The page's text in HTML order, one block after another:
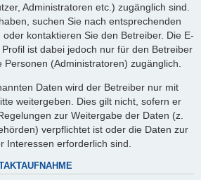
Administratoren etc.) zugänglich sind.
suchen Sie nach entsprechenden
kontaktieren Sie den Betreiber. Die E-
ist dabei jedoch nur für den Betreiber
(Administratoren) zugänglich.
Daten wird der Betreiber nur mit
weitergeben. Dies gilt nicht, sofern er
zur Weitergabe der Daten (z.
verpflichtet ist oder die Daten zur
Interessen erforderlich sind.